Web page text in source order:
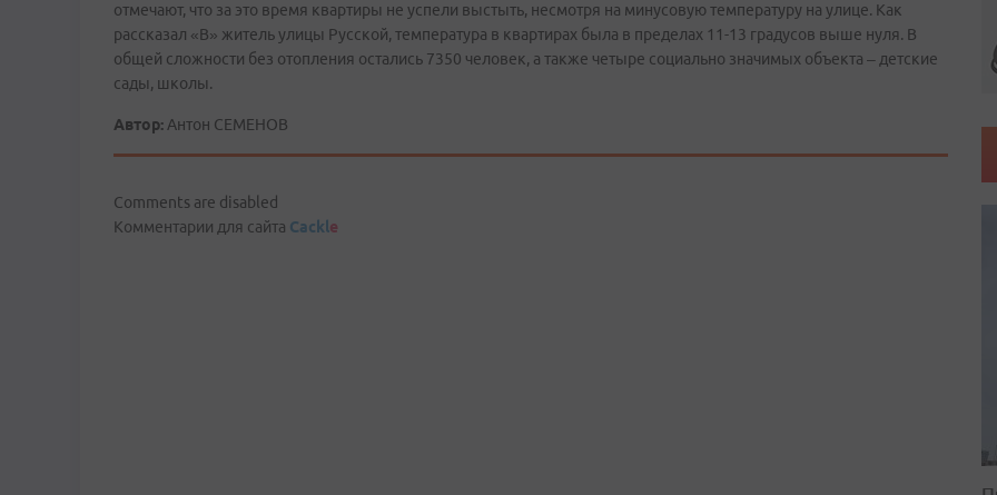
отмечают, что за это время квартиры не успели выстыть, несмотря на минусовую температуру на улице. Как
рассказал «В» житель улицы Русской, температура в квартирах была в пределах 11-13 градусов выше нуля. В
общей сложности без отопления остались 7350 человек, а также четыре социально значимых объекта – детские
сады, школы.
Автор: Антон СЕМЕНОВ
Comments are disabled
Комментарии для сайта Cackle